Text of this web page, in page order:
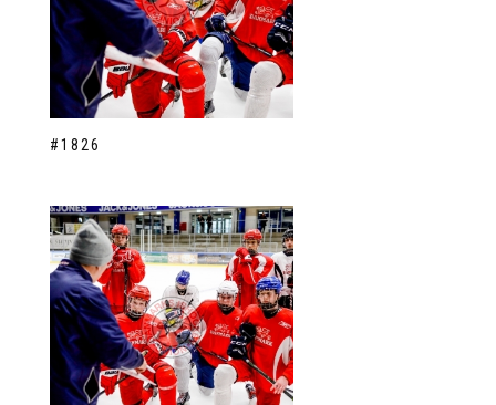
#1826